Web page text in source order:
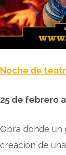
Noche de
25 de febrero a
Obra donde un
creación de